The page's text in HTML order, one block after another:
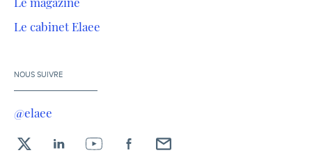
Le cabinet Elaee
NOUS SUIVRE
@elaee